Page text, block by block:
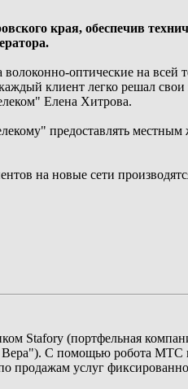
края, обеспечив
оптические на всей
клиент легко решал
Елена Хитрова.
предоставлять
на новые сети
Stafory (портфельная
Вера"). С помощью робота МТС
продажам услуг